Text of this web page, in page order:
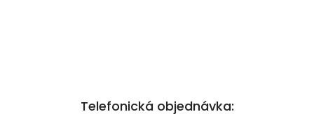
Telefonická objednávka: